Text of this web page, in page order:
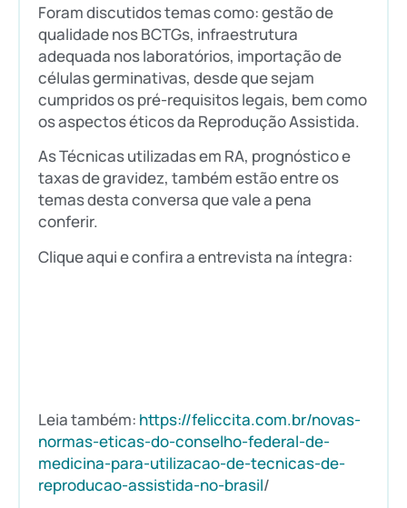
Foram discutidos temas como: gestão de
qualidade nos BCTGs, infraestrutura
adequada nos laboratórios, importação de
células germinativas, desde que sejam
cumpridos os pré-requisitos legais, bem como
os aspectos éticos da Reprodução Assistida.
As Técnicas utilizadas em RA, prognóstico e
taxas de gravidez, também estão entre os
temas desta conversa que vale a pena
conferir.
Clique aqui e confira a entrevista na íntegra:
Leia também: https://feliccita.com.br/novas-
normas-eticas-do-conselho-federal-de-
medicina-para-utilizacao-de-tecnicas-de-
reproducao-assistida-no-brasil/